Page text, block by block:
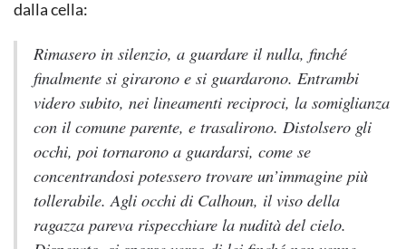
dalla cella:
Rimasero in silenzio, a guardare il nulla, finché
finalmente si girarono e si guardarono. Entrambi
videro subito, nei lineamenti reciproci, la somiglianza
con il comune parente, e trasalirono. Distolsero gli
occhi, poi tornarono a guardarsi, come se
concentrandosi potessero trovare un’immagine più
tollerabile. Agli occhi di Calhoun, il viso della
ragazza pareva rispecchiare la nudità del cielo.